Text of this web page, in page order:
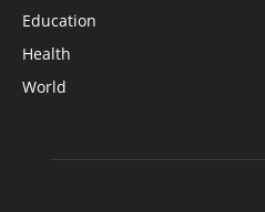
Education
Health
World